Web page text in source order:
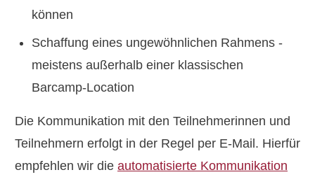
können
Schaffung eines ungewöhnlichen Rahmens -
meistens außerhalb einer klassischen
Barcamp-Location
Die Kommunikation mit den Teilnehmerinnen und
Teilnehmern erfolgt in der Regel per E-Mail. Hierfür
empfehlen wir die automatisierte Kommunikation